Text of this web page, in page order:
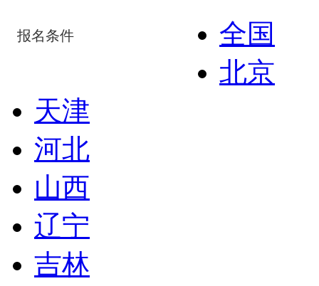
报名条件
全国
北京
天津
河北
山西
辽宁
吉林